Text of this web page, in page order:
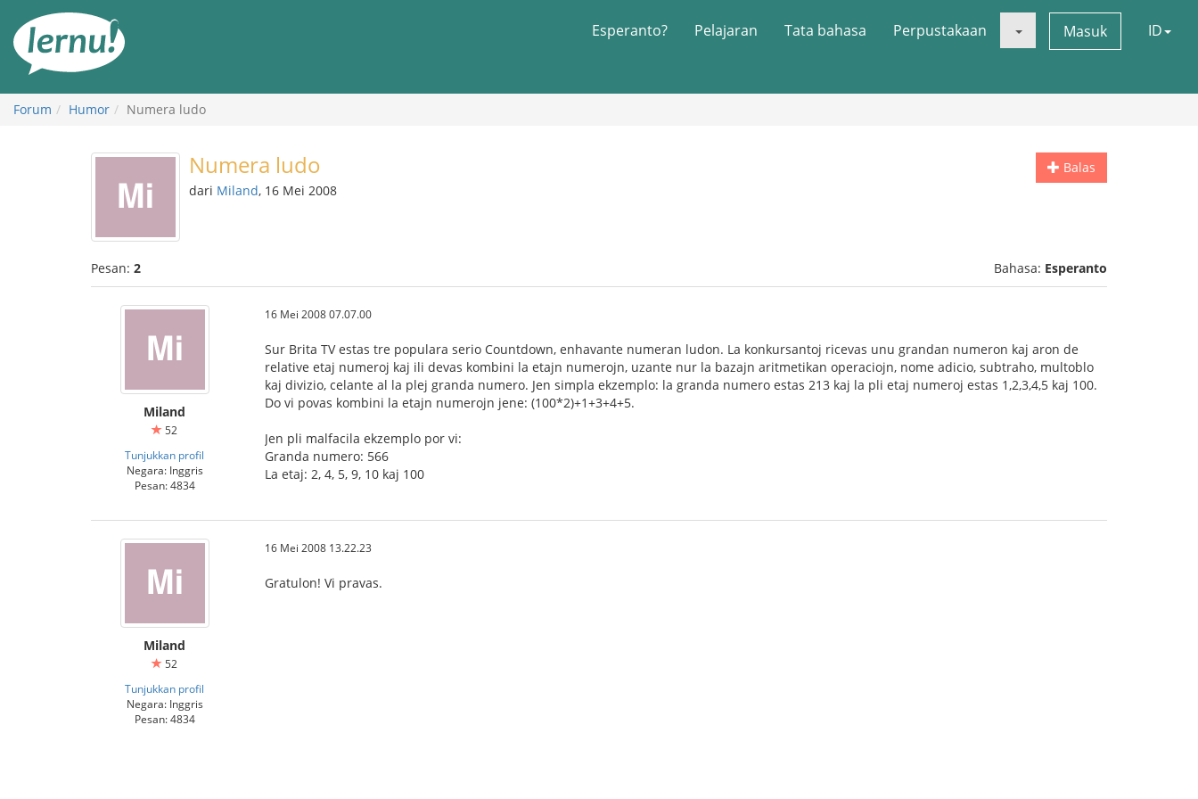
daftar
Esperanto? Pelajaran Tata bahasa Perpustakaan Masuk ID
Forum Humor Numera ludo
Balas
Numera ludo
dari Miland, 16 Mei 2008
Pesan: 2 Bahasa: Esperanto
Miland
52
Tunjukkan profil
Negara: Inggris
Pesan: 4834
16 Mei 2008 07.07.00
Sur Brita TV estas tre populara serio Countdown, enhavante numeran ludon. La konkursantoj ricevas unu grandan numeron kaj aron de
relative etaj numeroj kaj ili devas kombini la etajn numerojn, uzante nur la bazajn aritmetikan operaciojn, nome adicio, subtraho, multoblo
kaj divizio, celante al la plej granda numero. Jen simpla ekzemplo: la granda numero estas 213 kaj la pli etaj numeroj estas 1,2,3,4,5 kaj 100.
Do vi povas kombini la etajn numerojn jene: (100*2)+1+3+4+5.
Jen pli malfacila ekzemplo por vi:
Granda numero: 566
La etaj: 2, 4, 5, 9, 10 kaj 100
Miland
52
Tunjukkan profil
Negara: Inggris
Pesan: 4834
16 Mei 2008 13.22.23
Gratulon! Vi pravas.